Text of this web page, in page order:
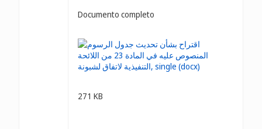
Documento completo
271 KB